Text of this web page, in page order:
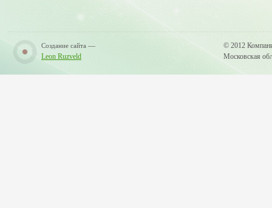
Создание сайта —
Leon Ruzveld
© 2012
Московская